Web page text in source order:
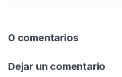
0 comentarios
Dejar un comentario